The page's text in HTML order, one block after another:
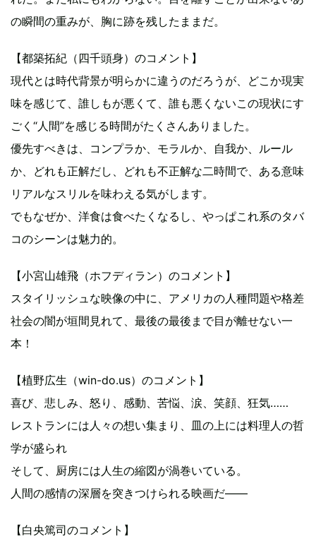
の瞬間の重みが、胸に跡を残したままだ。
【都築拓紀（四千頭身）のコメント】
現代とは時代背景が明らかに違うのだろうが、どこか現実
味を感じて、誰しもが悪くて、誰も悪くないこの現状にす
ごく“人間”を感じる時間がたくさんありました。
優先すべきは、コンプラか、モラルか、自我か、ルール
か、どれも正解だし、どれも不正解な二時間で、ある意味
リアルなスリルを味わえる気がします。
でもなぜか、洋食は食べたくなるし、やっぱこれ系のタバ
コのシーンは魅力的。
【小宮山雄飛（ホフディラン）のコメント】
スタイリッシュな映像の中に、アメリカの人種問題や格差
社会の闇が垣間見れて、最後の最後まで目が離せない一
本！
【植野広生（win-do.us）のコメント】
喜び、悲しみ、怒り、感動、苦悩、涙、笑顔、狂気……
レストランには人々の想い集まり、皿の上には料理人の哲
学が盛られ
そして、厨房には人生の縮図が渦巻いている。
人間の感情の深層を突きつけられる映画だ――
【白央篤司のコメント】